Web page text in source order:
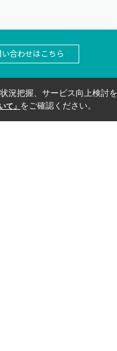
合わせはこちら
況把握、サービス向上検討
て」 をご確認ください。